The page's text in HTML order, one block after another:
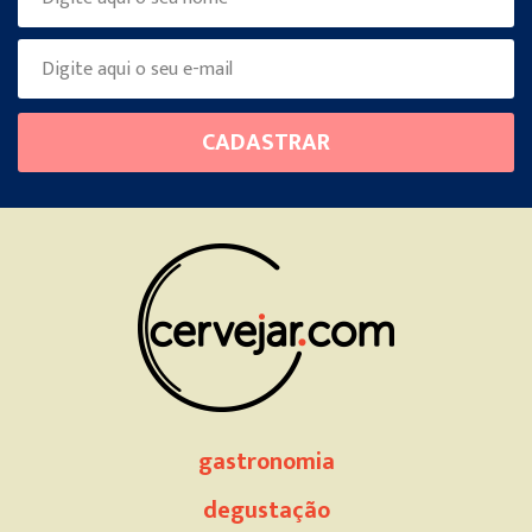
this
field
CADASTRAR
gastronomia
degustação